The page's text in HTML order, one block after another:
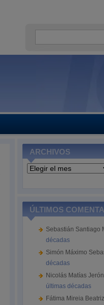
ARCHIVOS
Archivos
ÚLTIMOS
Sebastián Santiago
décadas
Simón Máximo
décadas
Nicolás Matías
últimas décadas
Fátima Mireia Beatriz